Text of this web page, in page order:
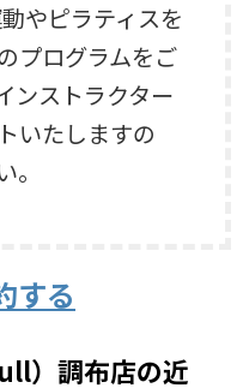
やピラティスを
プログラムをご
ンストラクター
いたしますの
する
）調布店の近